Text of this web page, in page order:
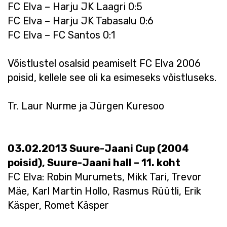
FC Elva – Harju JK Laagri 0:5
FC Elva – Harju JK Tabasalu 0:6
FC Elva – FC Santos 0:1
Võistlustel osalsid peamiselt FC Elva 2006
poisid, kellele see oli ka esimeseks võistluseks.
Tr. Laur Nurme ja Jürgen Kuresoo
03.02.2013 Suure-Jaani Cup (2004
poisid), Suure-Jaani hall – 11. koht
FC Elva: Robin Murumets, Mikk Tari, Trevor
Mäe, Karl Martin Hollo, Rasmus Rüütli, Erik
Käsper, Romet Käsper